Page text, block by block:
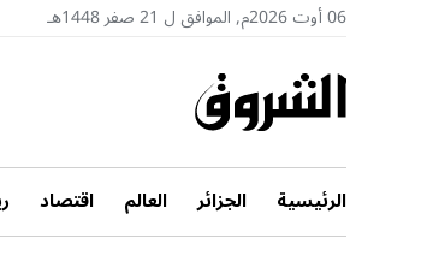
06 أوت 2026م, الموافق ل 21 صفر 1448هـ
الرئيسية الجزائر العالم اقتصاد